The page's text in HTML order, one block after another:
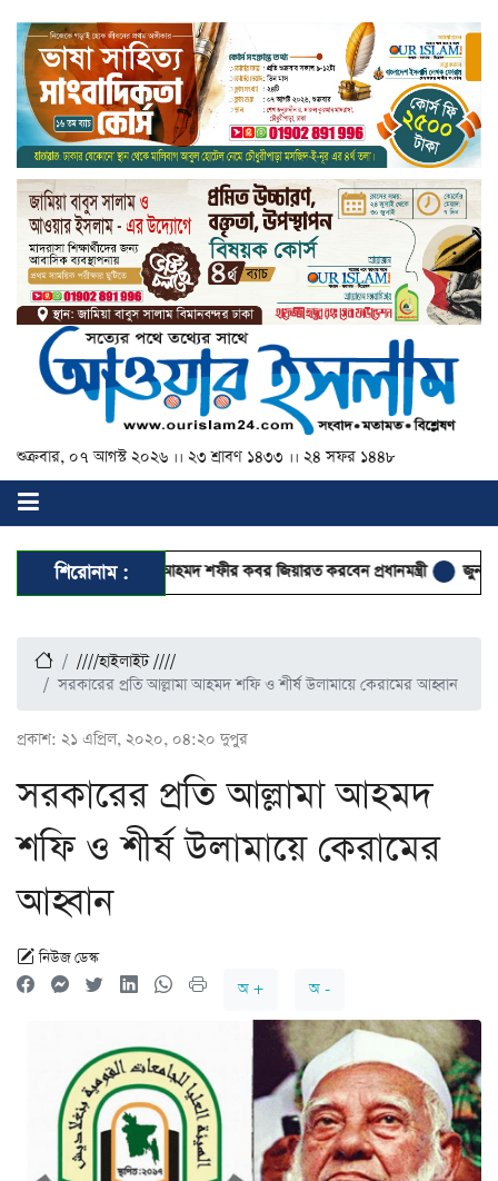
শুক্রবার, ০৭ আগস্ট ২০২৬ ।। ২৩ শ্রাবণ ১৪৩৩ ।। ২৪ সফর ১৪৪৮
শিরোনাম :
আল্লামা আহমদ শফীর কবর জিয়ারত করবেন প্রধানমন্ত্রী জুনায়েদ
////হাইলাইট ////
সরকারের প্রতি আল্লামা আহমদ শফি ও শীর্ষ উলামায়ে কেরামের আহ্বান
প্রকাশ: ২১ এপ্রিল, ২০২০, ০৪:২০ দুপুর
সরকারের প্রতি আল্লামা আহমদ
শফি ও শীর্ষ উলামায়ে কেরামের
আহ্বান
নিউজ ডেস্ক
অ +
অ -